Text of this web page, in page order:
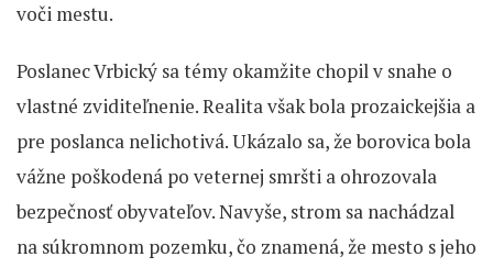
voči mestu.
Poslanec Vrbický sa témy okamžite chopil v snahe o
vlastné zviditeľnenie. Realita však bola prozaickejšia a
pre poslanca nelichotivá. Ukázalo sa, že borovica bola
vážne poškodená po veternej smršti a ohrozovala
bezpečnosť obyvateľov. Navyše, strom sa nachádzal
na súkromnom pozemku, čo znamená, že mesto s jeho